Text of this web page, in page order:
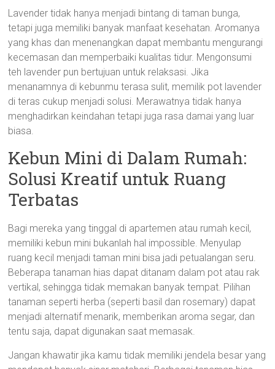
Lavender tidak hanya menjadi bintang di taman bunga,
tetapi juga memiliki banyak manfaat kesehatan. Aromanya
yang khas dan menenangkan dapat membantu mengurangi
kecemasan dan memperbaiki kualitas tidur. Mengonsumi
teh lavender pun bertujuan untuk relaksasi. Jika
menanamnya di kebunmu terasa sulit, memilik pot lavender
di teras cukup menjadi solusi. Merawatnya tidak hanya
menghadirkan keindahan tetapi juga rasa damai yang luar
biasa.
Kebun Mini di Dalam Rumah:
Solusi Kreatif untuk Ruang
Terbatas
Bagi mereka yang tinggal di apartemen atau rumah kecil,
memiliki kebun mini bukanlah hal impossible. Menyulap
ruang kecil menjadi taman mini bisa jadi petualangan seru.
Beberapa tanaman hias dapat ditanam dalam pot atau rak
vertikal, sehingga tidak memakan banyak tempat. Pilihan
tanaman seperti herba (seperti basil dan rosemary) dapat
menjadi alternatif menarik, memberikan aroma segar, dan
tentu saja, dapat digunakan saat memasak.
Jangan khawatir jika kamu tidak memiliki jendela besar yang